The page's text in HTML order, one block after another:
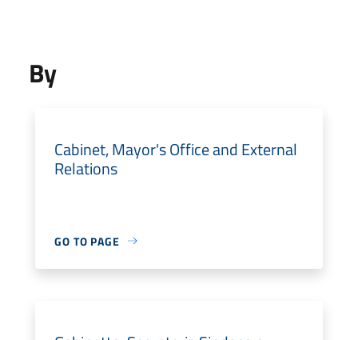
By
Cabinet, Mayor's Office and External
Relations
GO TO PAGE